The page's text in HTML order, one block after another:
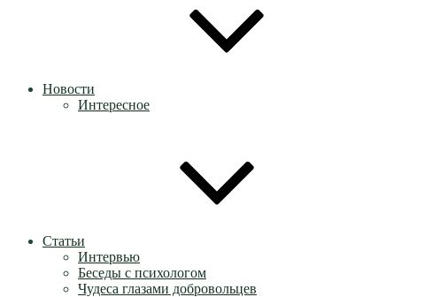
Новости
Интересное
Статьи
Интервью
Беседы с психологом
Чудеса глазами добровольцев